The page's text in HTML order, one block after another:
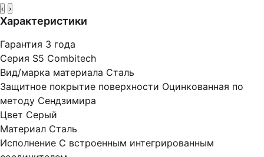
‹ ›
Характеристики
Гарантия 3 года
Серия S5 Combitech
Вид/марка материала Сталь
Защитное покрытие поверхности Оцинкованная по
методу Сендзимира
Цвет Серый
Материал Сталь
Исполнение С встроенным интегрированным